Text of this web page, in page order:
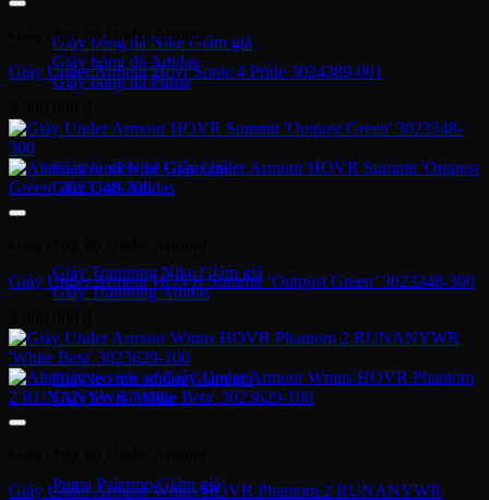
Giày bóng đá Nike
Giày bóng đá Adidas
Giày bóng đá Puma
Giày Golf
Giày Golf Nike
Giày Golf Adidas
Giày Tranining Nike
Giày Tranining Adidas
Giày Leo Núi
Giày leo núi adidas
Giày leo núi Nike
Puma Palermo
Giày chạy bộ Under Armour
Giày Under Armour Hovr Sonic 4 Pride 3024389-001
Giày Under Armour HOVR Summit ‘Outpost Green’ 3023348-300
Giày Under Armour Wmns HOVR Phantom 2 RUNANYWR